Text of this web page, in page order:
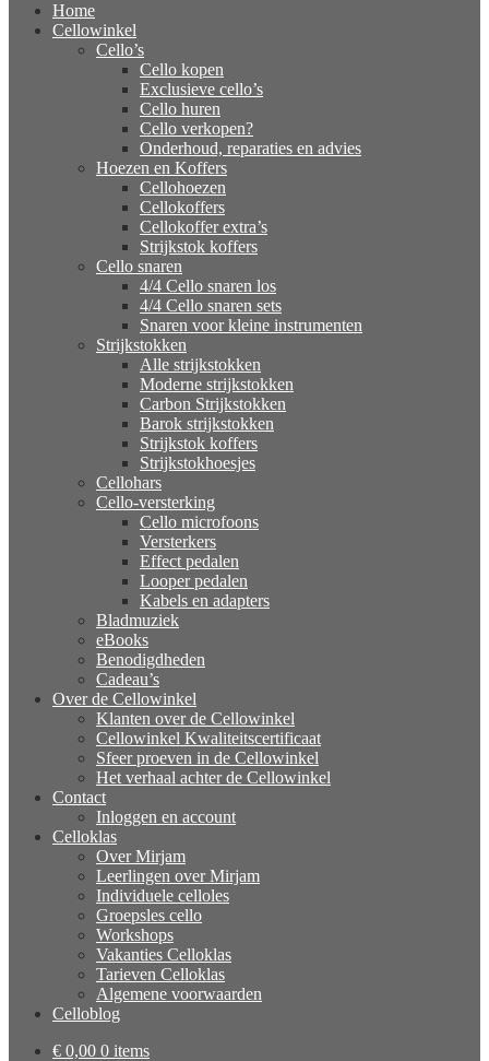
Home
Cellowinkel
Cello’s
Cello kopen
Exclusieve cello’s
Cello huren
Cello verkopen?
Onderhoud, reparaties en advies
Hoezen en Koffers
Cellohoezen
Cellokoffers
Cellokoffer extra’s
Strijkstok koffers
Cello snaren
4/4 Cello snaren los
4/4 Cello snaren sets
Snaren voor kleine instrumenten
Strijkstokken
Alle strijkstokken
Moderne strijkstokken
Carbon Strijkstokken
Barok strijkstokken
Strijkstok koffers
Strijkstokhoesjes
Cellohars
Cello-versterking
Cello microfoons
Versterkers
Effect pedalen
Looper pedalen
Kabels en adapters
Bladmuziek
eBooks
Benodigdheden
Cadeau’s
Over de Cellowinkel
Klanten over de Cellowinkel
Cellowinkel Kwaliteitscertificaat
Sfeer proeven in de Cellowinkel
Het verhaal achter de Cellowinkel
Contact
Inloggen en account
Celloklas
Over Mirjam
Leerlingen over Mirjam
Individuele celloles
Groepsles cello
Workshops
Vakanties Celloklas
Tarieven Celloklas
Algemene voorwaarden
Celloblog
€ 0,00 0 items